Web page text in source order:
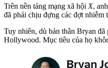
Trên nền tảng mạng xã hội X,
đã phải chịu đựng các đợt
Tuy nhiên, dù bản thân Bryan
Hollywood. Mục tiêu của họ